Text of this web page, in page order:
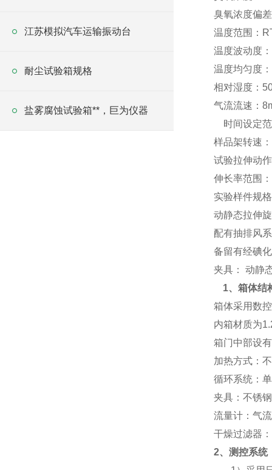
江苏模拟汽车运输振动台
耐尘试验箱规格
盐雾腐蚀试验箱**，巨为仪器
臭氧浓度偏
温度范围：
温度波动度
温度均匀度
相对湿度：
气流流速：
时间设定
样品架转速
试验拉伸动
伸长率范围
实验样件规
动静态拉伸
配有抽排风
备留有经碘
夹具： 动静
1、箱体结
箱体采用数
内箱材质为
箱门中部设
加热方式：
循环系统：
夹具： 不锈钢
流量计：气
干燥过滤器
2、测控系统